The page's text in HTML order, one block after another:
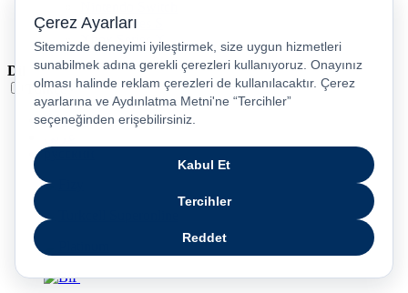
Xbox Series S
Xbox Series X
Dil
Türkçe
English
русский